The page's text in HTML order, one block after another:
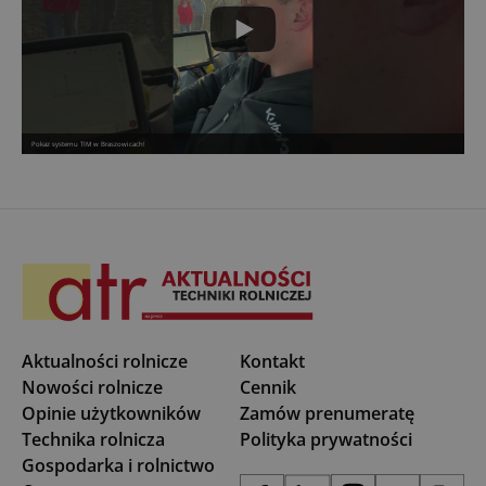
Pokaz systemu TIM w Braszowicach!
Aktualności rolnicze
Nowości rolnicze
Opinie użytkowników
Technika rolnicza
Gospodarka i rolnictwo
Kontakt
Cennik
Zamów prenumeratę
Polityka prywatności